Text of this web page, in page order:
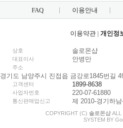
FAQ 이용안내
이용약관| 개인정
상호 솔로몬샵
대표이사 안병만
주소
경기도 남양주시 진접읍 금강로1845번길
고객센터 1899-8638
사업자번호 220-07-61880
통신판매업신고 제 2010-경기하남
COPYRIGHT (C) 솔로몬샵 ALL
SYSTEM BY